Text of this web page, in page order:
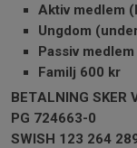
Aktiv medlem
Ungdom
Passiv
Familj 600 kr
BETALNING SKER
PG 724663-0
SWISH 123 264